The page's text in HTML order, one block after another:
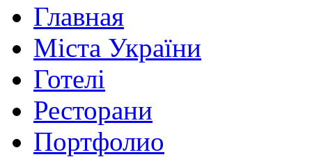
Главная
Міста України
Готелі
Ресторани
Портфолио